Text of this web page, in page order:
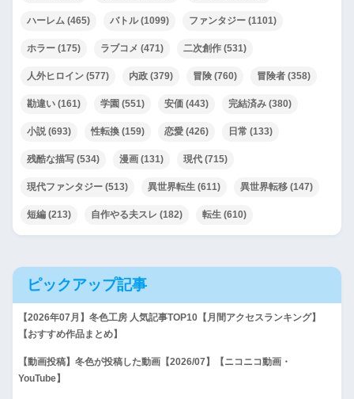
ハーレム (465) バトル(1099) ファンタジー (1101)
ホラー (175) ラブコメ (471) 二次創作 (531)
人外ヒロイン (577) 内政 (379) 冒険 (760) 冒険者 (358)
勘違い (161) 学園 (551) 安価 (443) 完結済み (380)
小説(693) 性転換 (159) 恋愛 (426) 日常 (133)
残酷な描写 (534) 漫画 (131) 現代 (715)
現代ファンタジー (513) 異世界転生 (611) 異世界転移 (147)
短編 (213) 自作やる夫スレ (182) 転生 (610)
ピックアップ記事
【2026年07月】冬色工房 人気記事TOP10【月間アクセスランキング】
【おすすめ作品まとめ】
【動画投稿】冬色が投稿した動画【2026/07】【ニコニコ動画・
YouTube】